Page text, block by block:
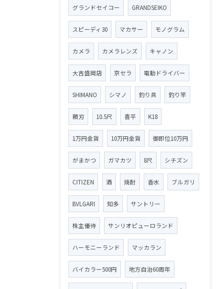
グランドセイコー GRANDSEIKO
スピーディ30 マカサー モノグラム
カメラ カメラレンズ キャノン
大吉盛岡店 京セラ 電動ドライバー
SHIMANO シマノ 釣り具 釣り竿
頼刃 10.5尺 喜平 K18
1万円金貨 10万円金貨 御即位10万円
がまかつ ガマカツ 8尺 シチズン
CITIZEN 酒 焼酎 香水 ブルガリ
BVLGARI 知多 サントリー
株主優待 サンリオピューロランド
ハーモニーランド マッカラン
バイカラー500円 地方自治60周年